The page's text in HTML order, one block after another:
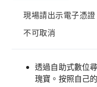
現場請出示電子憑證
不可取消
透過自助式數位
瑰寶。按照自己